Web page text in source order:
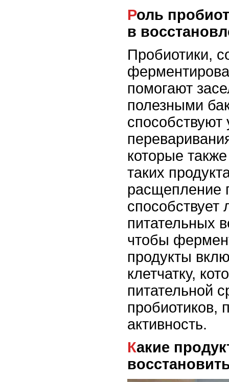
Роль пробиотиков и ферментов
в
Пробиотики,
помогают
полезными
которые
таких
расщепление
питательных
чтобы
продукты
клетчатку,
питательной
пробиотиков,
активность.
Какие продукты помогут